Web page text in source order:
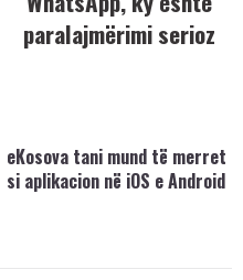
paralajmërimi serioz
eKosova tani mund të merret
si aplikacion në iOS e Android